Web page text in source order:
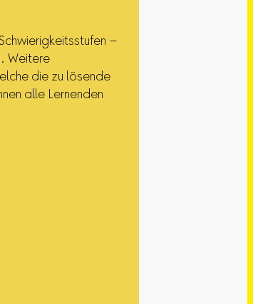
–
Weitere
die zu lösende
alle Lernenden